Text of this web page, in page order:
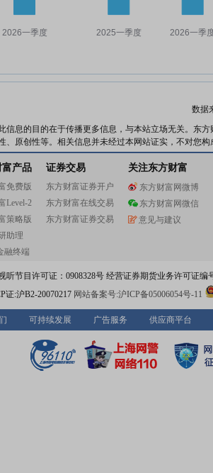
数据
信息的目的在于传播更多信息，与本站立场无关。东
、原创性等。相关信息并未经过本网站证实，不对您
产品
免费版
Level-2
策略版
助理
融终端
证券交易
东方财富证券开户
东方财富在线交易
东方财富证券交易
关注东方财富
东方财富网微博
东方财富网微信
意见与建议
听节目许可证：0908328号 经营证券期货业务许可证编
证:沪B2-20070217 网站备案号:沪ICP备05006054号-11
可持续发展 广告服务 供应商平台